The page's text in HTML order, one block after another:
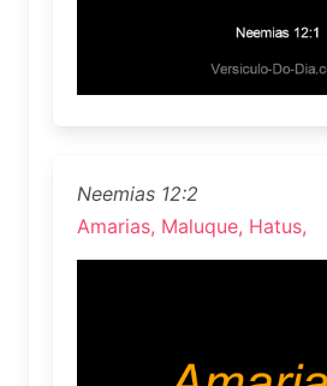
Neemias 12:2
Amarias, Maluque, Hatus,